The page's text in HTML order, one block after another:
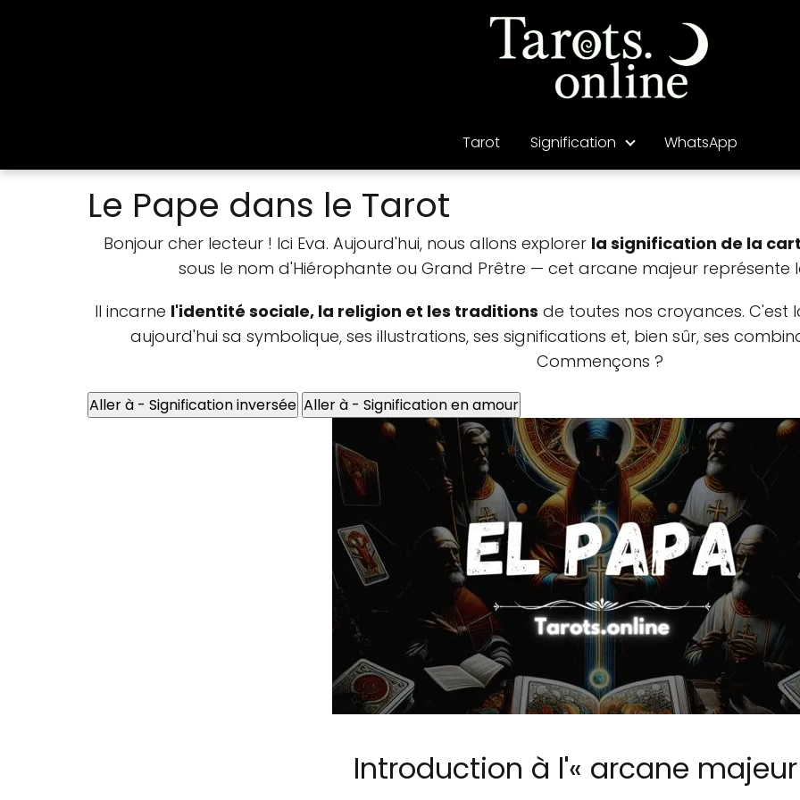
Tarot Signification WhatsApp
Le Pape dans le Tarot
Bonjour cher lecteur ! Ici Eva. Aujourd'hui, nous allons explorer la signification de la
sous le nom d'Hiérophante ou Grand Prêtre — cet arcane majeur représente
Il incarne l'identité sociale, la religion et les traditions de toutes nos croyances. C'est
aujourd'hui sa symbolique, ses illustrations, ses significations et, bien sûr, ses
Commençons ?
Aller à - Signification inversée Aller à - Signification en amour
Introduction à l'« arcane majeur